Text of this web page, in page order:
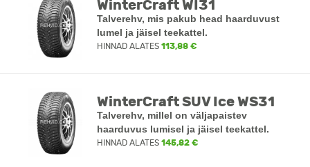
WinterCraft WI31
Talverehv, mis pakub head haarduvust
lumel ja jäisel teekattel.
HINNAD ALATES 113,88 €
WinterCraft SUV Ice WS31
Talverehv, millel on väljapaistev
haarduvus lumisel ja jäisel teekattel.
HINNAD ALATES 145,82 €